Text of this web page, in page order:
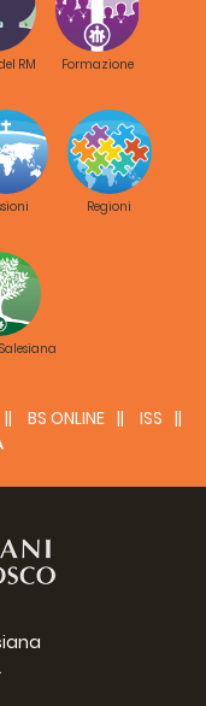
RM Formazione
Regioni
BS ONLINE
ISS